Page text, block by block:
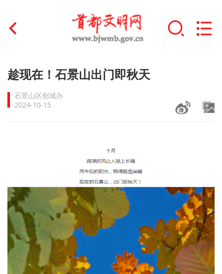
首页
文明创建
未成年人思想道德建设
榜样人物
+
身边好人
文明评论
北京宣传文化引导基金
趁现在！石景山出门即秋天
石景山区创城办
2024-10-15